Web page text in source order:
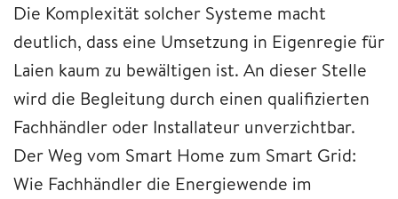
Die Komplexität solcher Systeme macht
deutlich, dass eine Umsetzung in Eigenregie für
Laien kaum zu bewältigen ist. An dieser Stelle
wird die Begleitung durch einen qualifizierten
Fachhändler oder Installateur unverzichtbar.
Der Weg vom Smart Home zum Smart Grid:
Wie Fachhändler die Energiewende im